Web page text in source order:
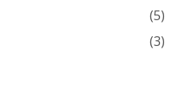
(5)
(3)